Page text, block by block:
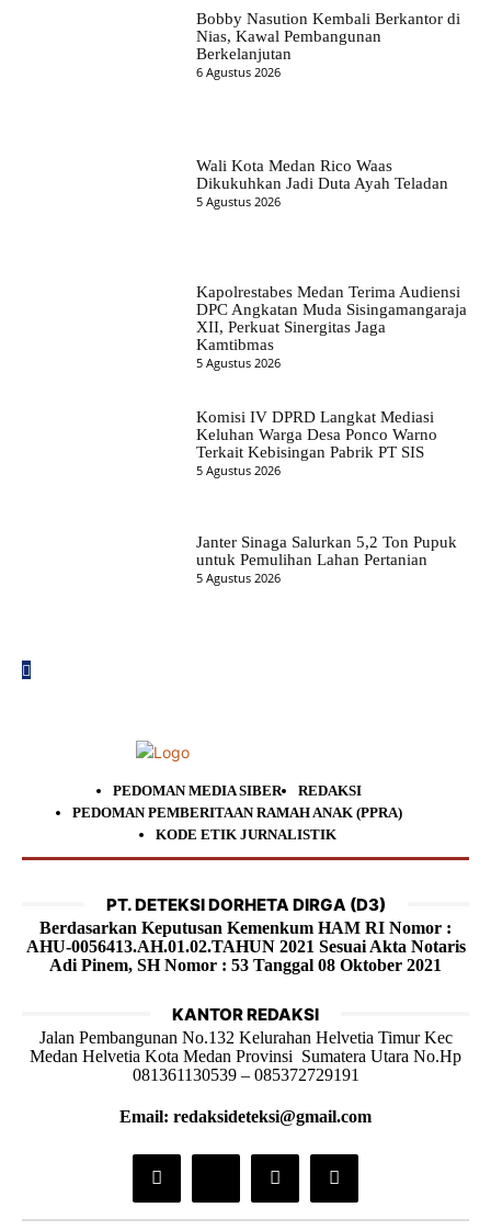
Bobby Nasution Kembali Berkantor di
Nias, Kawal Pembangunan
Berkelanjutan
6 Agustus 2026
Wali Kota Medan Rico Waas
Dikukuhkan Jadi Duta Ayah Teladan
5 Agustus 2026
Kapolrestabes Medan Terima Audiensi
DPC Angkatan Muda Sisingamangaraja
XII, Perkuat Sinergitas Jaga
Kamtibmas
5 Agustus 2026
Komisi IV DPRD Langkat Mediasi
Keluhan Warga Desa Ponco Warno
Terkait Kebisingan Pabrik PT SIS
5 Agustus 2026
Janter Sinaga Salurkan 5,2 Ton Pupuk
untuk Pemulihan Lahan Pertanian
5 Agustus 2026
PEDOMAN MEDIA SIBER
REDAKSI
PEDOMAN PEMBERITAAN RAMAH ANAK (PPRA)
KODE ETIK JURNALISTIK
PT. DETEKSI DORHETA DIRGA (D3)
Berdasarkan Keputusan Kemenkum HAM RI Nomor :
AHU-0056413.AH.01.02.TAHUN 2021 Sesuai Akta Notaris
Adi Pinem, SH Nomor : 53 Tanggal 08 Oktober 2021
KANTOR REDAKSI
Jalan Pembangunan No.132 Kelurahan Helvetia Timur Kec
Medan Helvetia Kota Medan Provinsi Sumatera Utara No.Hp
081361130539 – 085372729191
Email: redaksideteksi@gmail.com